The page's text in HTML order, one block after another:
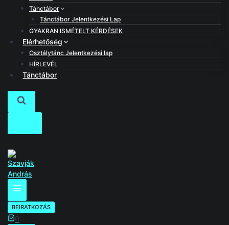
Tánctábor
Tánctábor Jelentkezési Lap
GYAKRAN ISMÉTELT KÉRDÉSEK
Elérhetőség
Osztálytánc Jelentkezési lap
HÍRLEVÉL
Tánctábor
BEIRATKOZÁS
0